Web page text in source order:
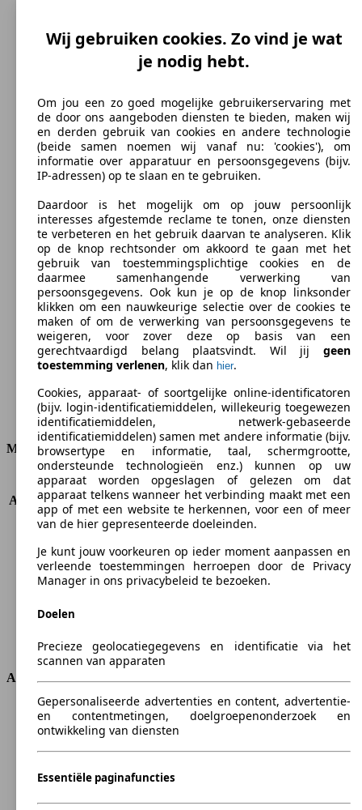
Topsnelheid (km/h)
Benzine
118 g/km
CO2-uitstoot (gem.)*
Ø 5.2 l/100km
Verbruik
Motor & Vermogen
KW (PS)
92 kW (125 PS)
Acceleratie (0-100 km/h) 12.2s
Topsnelheid (km/h)
185 km/h
Aantal versnellingen
Koppel
170 nm
Cilinderinhoud
998 ccm
Brandstof
Benzine
Cilinders
Aandrijving
Voorwielaandrijving
Afmetingen
Lengte
4520 mm
Hoogte
1684 mm
Maximaal gewicht
2150 kg
Maximale lading
657 kg
Wij gebruiken cookies. Zo vind je wat
je nodig hebt.
Om jou een zo goed mogelijke gebruikerservaring met
de door ons aangeboden diensten te bieden, maken wij
en derden gebruik van cookies en andere technologie
(beide samen noemen wij vanaf nu: 'cookies'), om
informatie over apparatuur en persoonsgegevens (bijv.
IP-adressen) op te slaan en te gebruiken.
Daardoor is het mogelijk om op jouw persoonlijk
interesses afgestemde reclame te tonen, onze diensten
te verbeteren en het gebruik daarvan te analyseren. Klik
op de knop rechtsonder om akkoord te gaan met het
gebruik van toestemmingsplichtige cookies en de
daarmee samenhangende verwerking van
persoonsgegevens. Ook kun je op de knop linksonder
klikken om een nauwkeurige selectie over de cookies te
maken of om de verwerking van persoonsgegevens te
weigeren, voor zover deze op basis van een
gerechtvaardigd belang plaatsvindt. Wil jij geen
toestemming verlenen, klik dan hier.
Cookies, apparaat- of soortgelijke online-identificatoren
(bijv. login-identificatiemiddelen, willekeurig toegewezen
identificatiemiddelen, netwerk-gebaseerde
identificatiemiddelen) samen met andere informatie (bijv.
browsertype en informatie, taal, schermgrootte,
ondersteunde technologieën enz.) kunnen op uw
apparaat worden opgeslagen of gelezen om dat
apparaat telkens wanneer het verbinding maakt met een
app of met een website te herkennen, voor een of meer
van de hier gepresenteerde doeleinden.
Je kunt jouw voorkeuren op ieder moment aanpassen en
verleende toestemmingen herroepen door de Privacy
Manager in ons privacybeleid te bezoeken.
Doelen
Precieze geolocatiegegevens en identificatie via het
scannen van apparaten
Gepersonaliseerde advertenties en content, advertentie-
en contentmetingen, doelgroepenonderzoek en
ontwikkeling van diensten
Essentiële paginafuncties